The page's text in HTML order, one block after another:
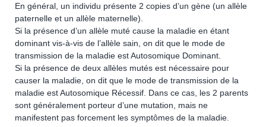
En général, un individu présente 2 copies d’un gène (un allèle
paternelle et un allèle maternelle).
Si la présence d’un allèle muté cause la maladie en étant
dominant vis-à-vis de l’allèle sain, on dit que le mode de
transmission de la maladie est Autosomique Dominant.
Si la présence de deux allèles mutés est nécessaire pour
causer la maladie, on dit que le mode de transmission de la
maladie est Autosomique Récessif. Dans ce cas, les 2 parents
sont généralement porteur d’une mutation, mais ne
manifestent pas forcement les symptômes de la maladie.